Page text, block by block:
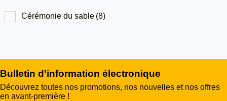
Cérémonie du sable (8)
Bulletin d'information électronique
Découvrez toutes nos promotions, nos nouvelles et nos offres
en avant-première !